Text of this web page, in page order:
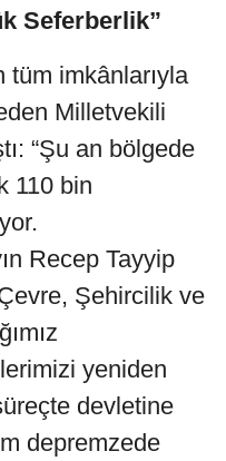
Seferberlik”
tüm imkânlarıyla
Milletvekili
“Şu an bölgede
110 bin
Recep Tayyip
Şehircilik ve
yeniden
devletine
depremzede